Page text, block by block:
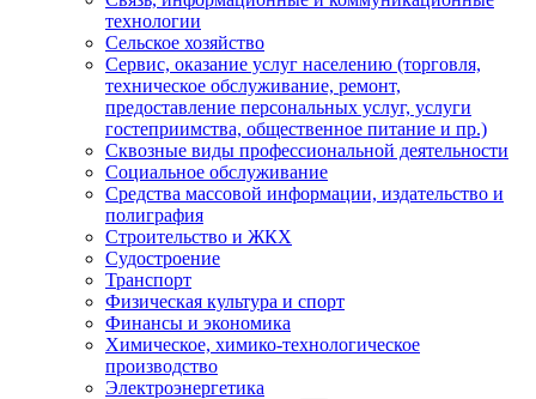
технологии
Сельское хозяйство
Сервис, оказание услуг населению (торговля,
техническое обслуживание, ремонт,
предоставление персональных услуг, услуги
гостеприимства, общественное питание и пр.)
Сквозные виды профессиональной деятельности
Социальное обслуживание
Средства массовой информации, издательство и
полиграфия
Строительство и ЖКХ
Судостроение
Транспорт
Физическая культура и спорт
Финансы и экономика
Химическое, химико-технологическое
производство
Электроэнергетика